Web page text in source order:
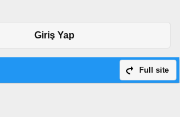
Giriş Yap
Full site